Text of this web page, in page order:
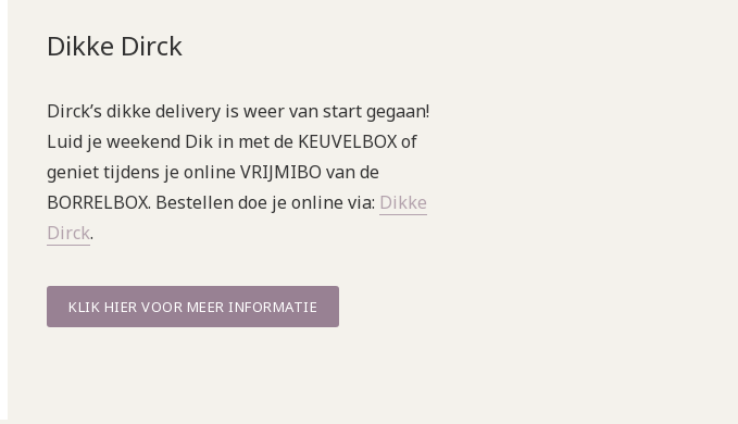
Dikke Dirck
Dirck’s dikke delivery is weer van start gegaan!
Luid je weekend Dik in met de KEUVELBOX of
geniet tijdens je online VRIJMIBO van de
BORRELBOX. Bestellen doe je online via: Dikke
Dirck.
KLIK HIER VOOR MEER INFORMATIE